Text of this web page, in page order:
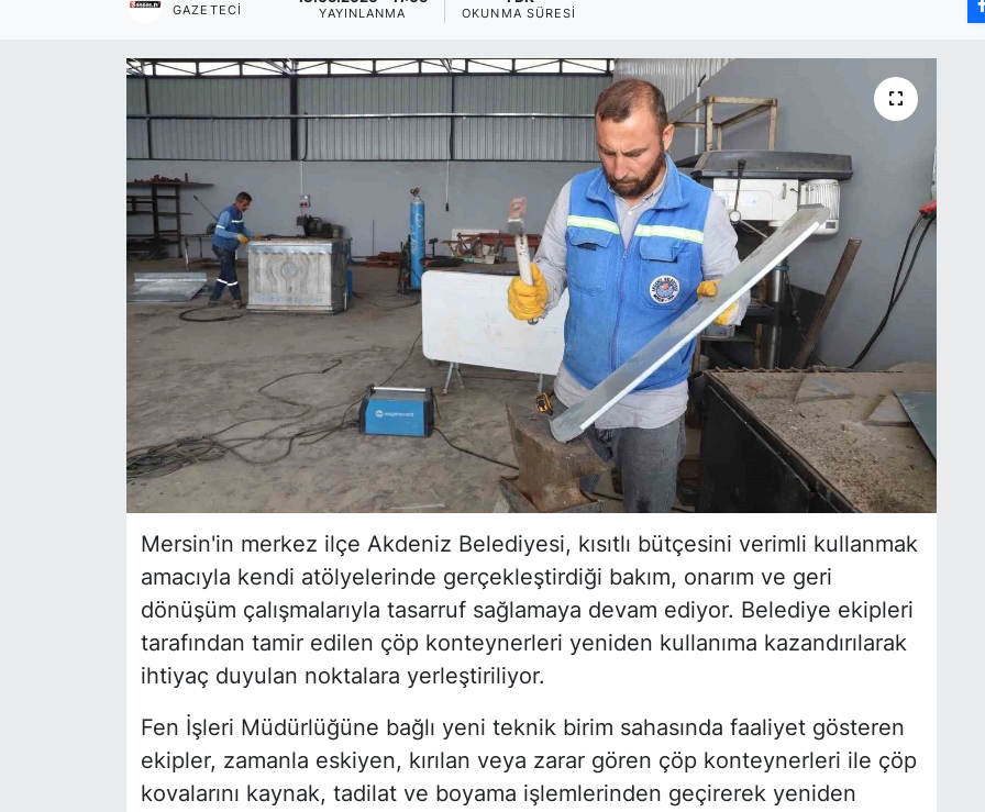
GAZETECI YAYINLANMA OKUNMA SÜRESI
Mersin'in merkez ilçe Akdeniz Belediyesi, kısıtlı bütçesini verimli kullanmak
amacıyla kendi atölyelerinde gerçekleştirdiği bakım, onarım ve geri
dönüşüm çalışmalarıyla tasarruf sağlamaya devam ediyor. Belediye ekipleri
tarafından tamir edilen çöp konteynerleri yeniden kullanıma kazandırılarak
ihtiyaç duyulan noktalara yerleştiriliyor.
Fen İşleri Müdürlüğüne bağlı yeni teknik birim sahasında faaliyet gösteren
ekipler, zamanla eskiyen, kırılan veya zarar gören çöp konteynerleri ile çöp
kovalarını kaynak, tadilat ve boyama işlemlerinden geçirerek yeniden
YEREL HABER
Haberde insan
Tanıtım